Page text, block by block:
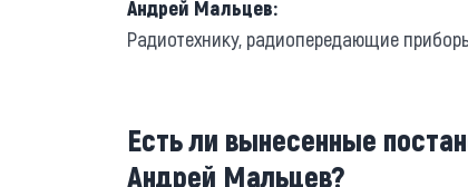
Андрей Мальцев:
Радиотехнику, радиопередающие
Есть ли вынесенные
Андрей Мальцев?